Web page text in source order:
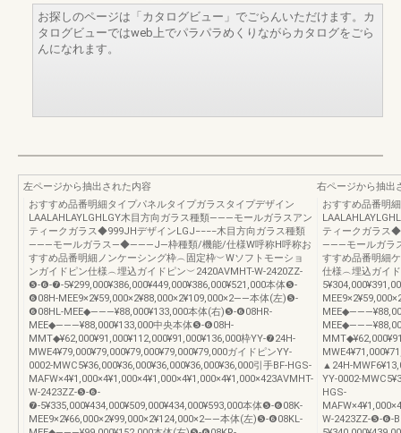
お探しのページは「カタログビュー」でごらんいただけます。カ
タログビューではweb上でパラパラめくりながらカタログをごら
んになれます。
左ページから抽出された内容
おすすめ品番明細タイプパネルタイプガラスタイプデザイン
LAALAHLAYLGHLGY木目方向ガラス種類―――モールガラスアン
ティークガラス◆999JHデザインLGJ−−−−木目方向ガラス種類
―――モールガラス―◆―――J―枠種類/機能/仕様W呼称H呼称お
すすめ品番明細ノンケーシング枠︵固定枠︶Wソフトモーショ
ンガイドピン仕様︵埋込ガイドピン︶2420AVMHT-W-2420ZZ-
❺-❻-❼-5¥299,000¥386,000¥449,000¥386,000¥521,000本体❺-
❻08H-MEE9×2¥59,000×2¥88,000×2¥109,000×2――本体(左)❺-
❻08HL-MEE◆―――¥88,000¥133,000本体(右)❺-❻08HR-
MEE◆―――¥88,000¥133,000中央本体❺-❻08H-
MMT◆¥62,000¥91,000¥112,000¥91,000¥136,000枠YY-❼24H-
MWE4¥79,000¥79,000¥79,000¥79,000¥79,000ガイドピンYY-
0002-MWC5¥36,000¥36,000¥36,000¥36,000¥36,000引手BF-HGS-
MAFW×4¥1,000×4¥1,000×4¥1,000×4¥1,000×4¥1,000×423AVMHT-
W-2423ZZ-❺-❻-
❼-5¥335,000¥434,000¥509,000¥434,000¥593,000本体❺-❻08K-
MEE9×2¥66,000×2¥99,000×2¥124,000×2――本体(左)❺-❻08KL-
右ページから抽出
おすすめ品番明
ティークガラス
―――モールガラ
すすめ品番明細
仕様︵埋込ガイ
▲24H-
YY-0002-
HGS-
W-2423ZZ-❺-❻-